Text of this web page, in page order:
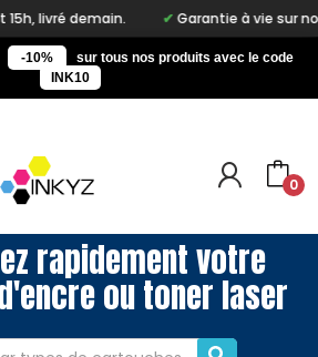
Garantie à vie sur notre
-10%
sur tous nos produits avec le code
INK10
0
rapidement votre
ou toner laser